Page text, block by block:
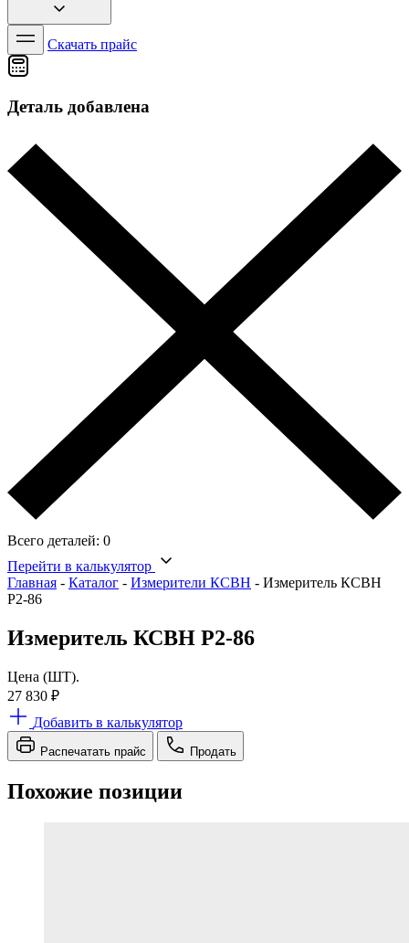
Скачать прайс
Деталь добавлена
Всего деталей: 0
Перейти в калькулятор
Главная - Каталог - Измерители КСВН - Измеритель КСВН
Р2-86
Измеритель КСВН Р2-86
Цена (ШТ).
27 830 ₽
Добавить в калькулятор
Распечатать прайс Продать
Похожие позиции